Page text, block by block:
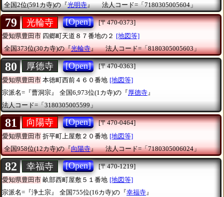
全国2位(591カ寺)の『光明寺』 法人コード=「7180305005604」
79 光輪寺 [Open]
[〒470-0373]
愛知県豊田市 四郷町天道８７番地の２ [地図等]
全国373位(30カ寺)の『光輪寺』 法人コード=「8180305005603」
80 厚德寺 [Open]
[〒470-0363]
愛知県豊田市 本徳町西前４６０番地 [地図等]
宗派名=『曹洞宗』
全国6,973位(1カ寺)の『厚德寺 』
法人コード=「3180305005599」
81 向陽寺 [Open]
[〒470-0464]
愛知県豊田市 折平町上屋敷２０番地 [地図等]
全国958位(12カ寺)の『向陽寺』 法人コード=「7180305006024」
82 幸福寺 [Open]
[〒470-1219]
愛知県豊田市 畝部西町屋敷５１番地 [地図等]
宗派名=『浄土宗』
全国755位(16カ寺)の『幸福寺』